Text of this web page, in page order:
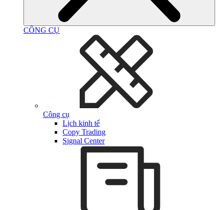
CÔNG CỤ
Công cụ
Lịch kinh tế
Copy Trading
Signal Center